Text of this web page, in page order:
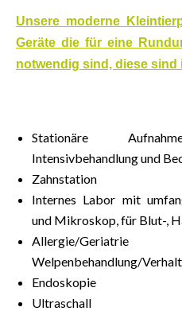
Unsere moderne
Geräte die für eine
notwendig sind, diese sind
Stationäre
Intensivbehandlung und
Zahnstation
Internes Labor mit
und Mikroskop, für Blut-,
Allergie/
Welpenbehandlung/
Endoskopie
Ultraschall